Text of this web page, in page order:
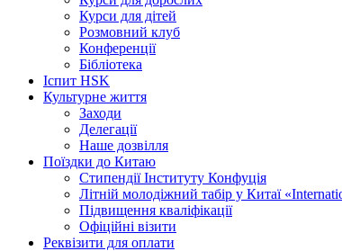
Курси для дітей
Розмовний клуб
Конференції
Бібліотека
Іспит HSK
Культурне життя
Заходи
Делегації
Наше дозвілля
Поїздки до Китаю
Стипендії Інституту Конфуція
Літній молодіжний табір у Китаї
Підвищення кваліфікації
Офіційні візити
Реквізити для оплати